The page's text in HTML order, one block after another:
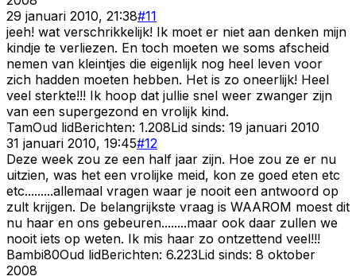
29 januari 2010, 21:38#11
jeeh! wat verschrikkelijk! Ik moet er niet aan denken mijn
kindje te verliezen. En toch moeten we soms afscheid
nemen van kleintjes die eigenlijk nog heel leven voor
zich hadden moeten hebben. Het is zo oneerlijk! Heel
veel sterkte!!! Ik hoop dat jullie snel weer zwanger zijn
van een supergezond en vrolijk kind.
TamOud lidBerichten: 1.208Lid sinds: 19 januari 2010
31 januari 2010, 19:45#12
Deze week zou ze een half jaar zijn. Hoe zou ze er nu
uitzien, was het een vrolijke meid, kon ze goed eten etc
etc.........allemaal vragen waar je nooit een antwoord op
zult krijgen. De belangrijkste vraag is WAAROM moest dit
nu haar en ons gebeuren........maar ook daar zullen we
nooit iets op weten. Ik mis haar zo ontzettend veel!!!
Bambi80Oud lidBerichten: 6.223Lid sinds: 8 oktober
2008